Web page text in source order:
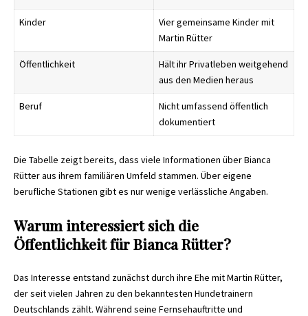
Kinder
Vier gemeinsame Kinder mit
Martin Rütter
Öffentlichkeit
Hält ihr Privatleben weitgehend
aus den Medien heraus
Beruf
Nicht umfassend öffentlich
dokumentiert
Die Tabelle zeigt bereits, dass viele Informationen überBianca
Rütteraus ihrem familiären Umfeld stammen. Über eigene
berufliche Stationen gibt es nur wenige verlässliche Angaben.
Warum interessiert sich die
Öffentlichkeit für Bianca Rütter?
Das Interesse entstand zunächst durch ihre Ehe mit Martin Rütter,
der seit vielen Jahren zu den bekanntesten Hundetrainern
Deutschlands zählt. Während seine Fernsehauftritte und